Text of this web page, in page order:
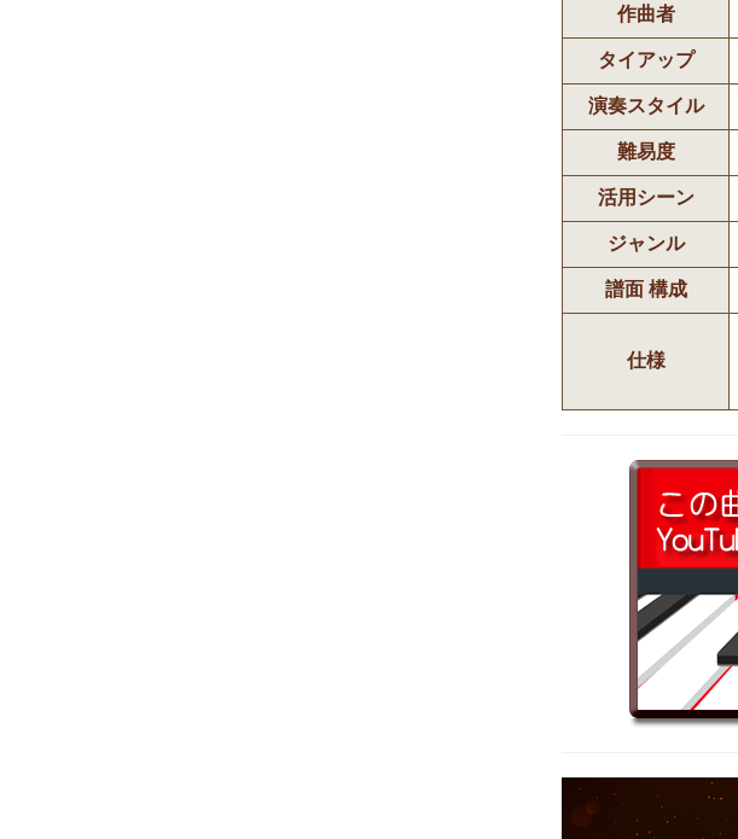
作曲者
タイアップ
演奏スタイル
難易度
活用シーン
ジャンル
譜面 構成
仕様